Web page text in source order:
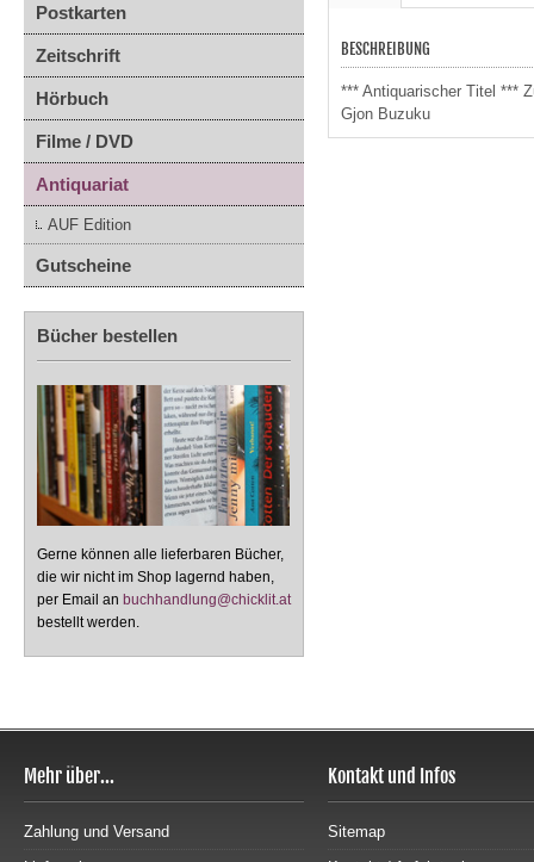
Postkarten
Zeitschrift
Hörbuch
Filme / DVD
Antiquariat
AUF Edition
Gutscheine
Bücher bestellen
Gerne können alle lieferbaren Bücher,
die wir nicht im Shop lagernd haben,
per Email an buchhandlung@chicklit.at
bestellt werden.
BESCHREIBUNG
*** Antiquarischer Titel ***
Gjon Buzuku
Mehr über...
Zahlung und Versand
Kontakt und Infos
Sitemap